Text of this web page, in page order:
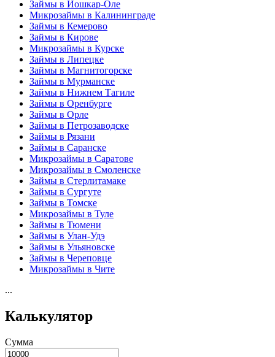
Займы в Йошкар-Оле
Микрозаймы в Калининграде
Займы в Кемерово
Займы в Кирове
Микрозаймы в Курске
Займы в Липецке
Займы в Магнитогорске
Займы в Мурманске
Займы в Нижнем Тагиле
Займы в Оренбурге
Займы в Орле
Займы в Петрозаводске
Займы в Рязани
Займы в Саранске
Микрозаймы в Саратове
Микрозаймы в Смоленске
Займы в Стерлитамаке
Займы в Сургуте
Займы в Томске
Микрозаймы в Туле
Займы в Тюмени
Займы в Улан-Удэ
Займы в Ульяновске
Займы в Череповце
Микрозаймы в Чите
...
Калькулятор
Сумма